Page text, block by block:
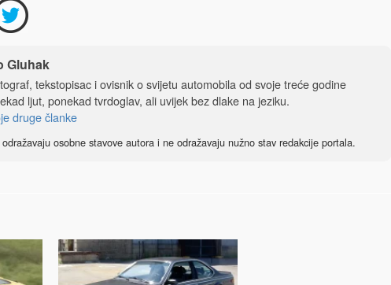
Gluhak
tekstopisac i ovisnik o svijetu automobila od svoje treće godine
ljut, ponekad tvrdoglav, ali uvijek bez dlake na jeziku.
druge članke
osobne stavove autora i ne odražavaju nužno stav redakcije portala.